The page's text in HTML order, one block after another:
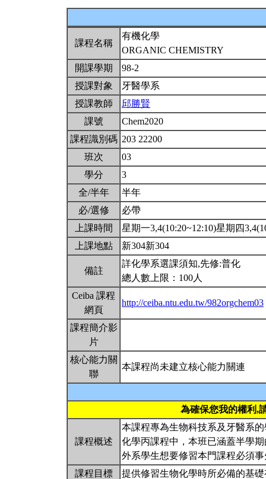
課程名稱
有機化學
ORGANIC CHEMISTRY
開課學期
98-2
授課對象
牙醫學系
授課教師
邱勝賢
課號
Chem2020
課程識別碼 203 22200
班次
03
學分
3
全/半年
半年
必/選修
必帶
上課時間
星期一3,4(10:20~12:10)星期四
上課地點
新304新304
備註
詳化學系選課須知,先修:普化
總人數上限：100人
Ceiba 課程
網頁
http://ceiba.ntu.edu.tw/982orgchem03
課程簡介影
片
核心能力關
聯
本課程尚未建立核心能力關連
為確保您我的權利,
課程概述
本課程專為生物科技系及牙醫系
化學丙課程中，本班已涵蓋半學
外系學生想要修習本門課程必須
課程目標
提供修習生物化學時所必備的基